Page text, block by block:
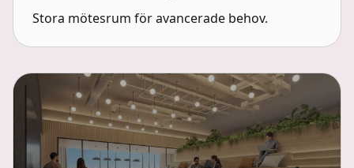
Stora mötesrum för avancerade behov.